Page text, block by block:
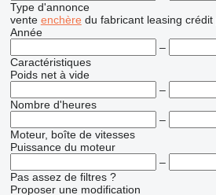
Type d'annonce
vente enchère du fabricant leasing crédit
Année
–
Caractéristiques
Poids net à vide
–
Nombre d'heures
–
Moteur, boîte de vitesses
Puissance du moteur
–
Pas assez de filtres ?
Proposer une modification